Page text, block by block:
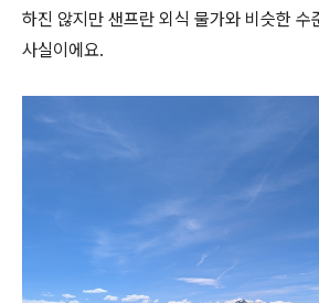
하진 않지만 샌프란 외식 물가와 비슷한 수
사실이에요.